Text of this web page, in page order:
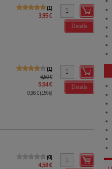
1
3,95 €
Details
1
6,50 €
5,54 €
0,96 €(15%)
Details
0
4,58 €